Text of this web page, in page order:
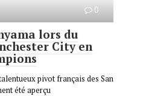
0
lors du
City en
pivot français des San
été aperçu